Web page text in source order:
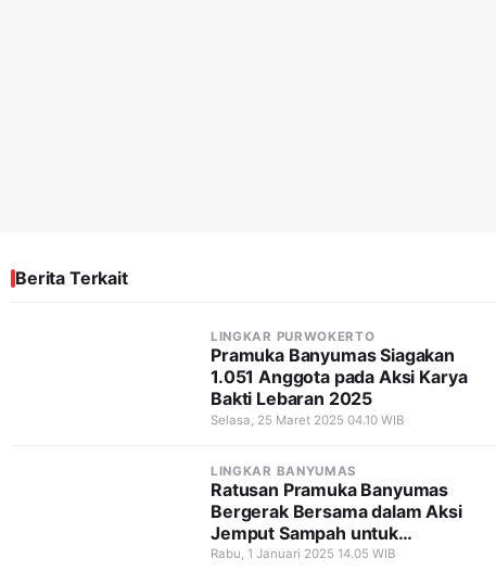
Berita Terkait
LINGKAR PURWOKERTO
Pramuka Banyumas Siagakan
1.051 Anggota pada Aksi Karya
Bakti Lebaran 2025
Selasa, 25 Maret 2025 04.10 WIB
LINGKAR BANYUMAS
Ratusan Pramuka Banyumas
Bergerak Bersama dalam Aksi
Jemput Sampah untuk
Lingkungan Bersih
Rabu, 1 Januari 2025 14.05 WIB